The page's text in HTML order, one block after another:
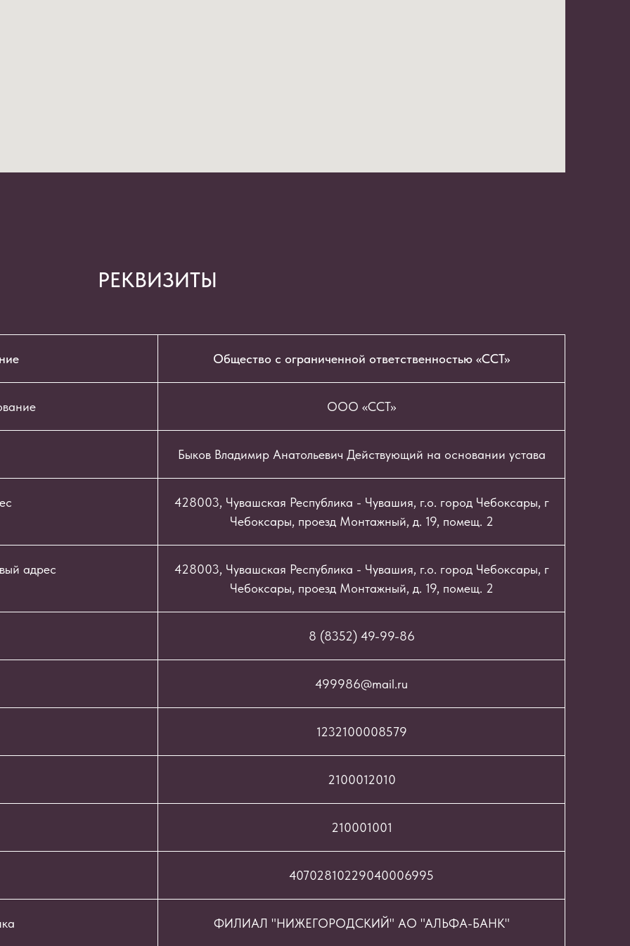
РЕКВИЗИТЫ
Общество с ограниченной ответственностью «ССТ»
ООО «ССТ»
Быков Владимир Анатольевич Действующий на основании устава
428003, Чувашская Республика - Чувашия, г.о. город Чебоксары, г
Чебоксары, проезд Монтажный, д. 19, помещ. 2
адрес
428003, Чувашская Республика - Чувашия, г.о. город Чебоксары, г
Чебоксары, проезд Монтажный, д. 19, помещ. 2
8 (8352) 49-99-86
499986@mail.ru
1232100008579
2100012010
210001001
40702810229040006995
ФИЛИАЛ "НИЖЕГОРОДСКИЙ" АО "АЛЬФА-БАНК"